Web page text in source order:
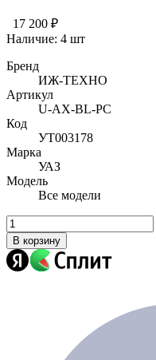
17 200 ₽
Наличие: 4 шт
Бренд
ИЖ-ТЕХНО
Артикул
U-AX-BL-PC
Код
УТ003178
Марка
УАЗ
Модель
Все модели
В корзину